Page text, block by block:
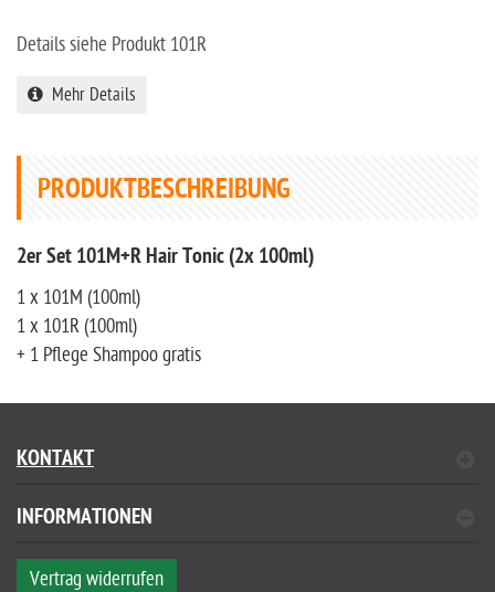
Details siehe Produkt 101R
Mehr Details
PRODUKTBESCHREIBUNG
2er Set 101M+R Hair Tonic (2x 100ml)
1 x 101M (100ml)
1 x 101R (100ml)
+ 1 Pflege Shampoo gratis
KONTAKT
INFORMATIONEN
Vertrag widerrufen